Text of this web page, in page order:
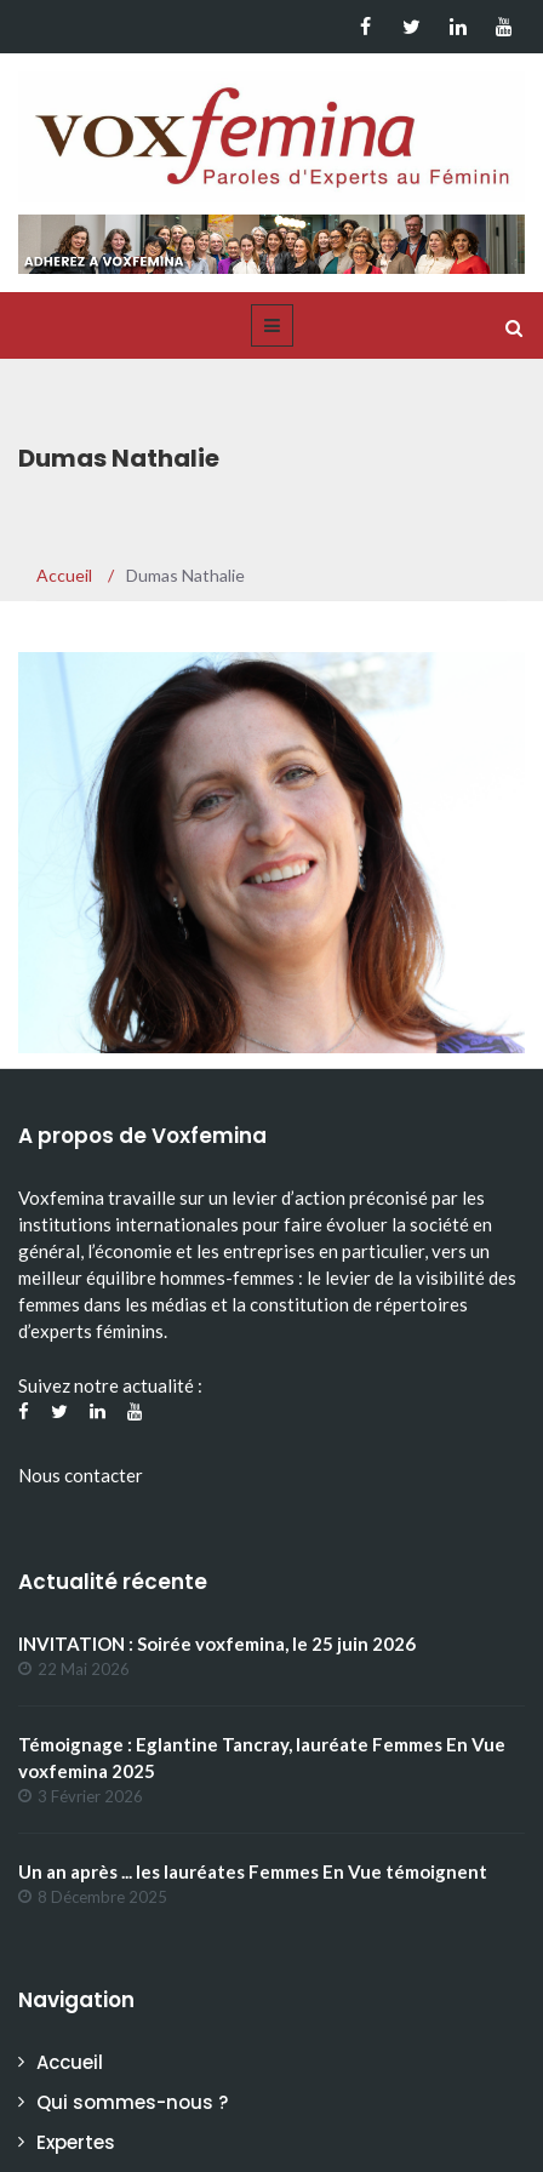
Dumas Nathalie
Accueil / Dumas Nathalie
A propos de Voxfemina
Voxfemina travaille sur un levier d’action préconisé par les
institutions internationales pour faire évoluer la société en
général, l’économie et les entreprises en particulier, vers un
meilleur équilibre hommes-femmes : le levier de la visibilité des
femmes dans les médias et la constitution de répertoires
d’experts féminins.
Suivez notre actualité :
Nous contacter
Actualité récente
INVITATION : Soirée voxfemina, le 25 juin 2026
22 Mai 2026
Témoignage : Eglantine Tancray, lauréate Femmes En Vue
voxfemina 2025
3 Février 2026
Un an après ... les lauréates Femmes En Vue témoignent
8 Décembre 2025
Navigation
Accueil
Qui sommes-nous ?
Expertes